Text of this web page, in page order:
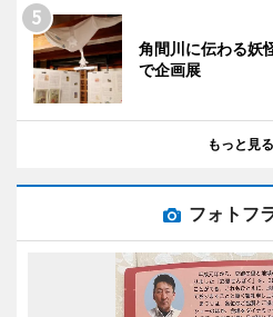
角間川に伝わる
で企画展
もっと見る
フォトフ